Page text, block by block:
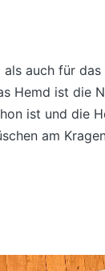
auch für
Hemd ist die
ist und die
am